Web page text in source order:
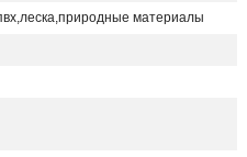
материалы